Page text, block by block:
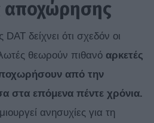
δείχνει ότι σχεδόν οι
θεωρούν πιθανό αρκετές
από την
στα επόμενα πέντε χρόνια.
ανησυχίες για τη